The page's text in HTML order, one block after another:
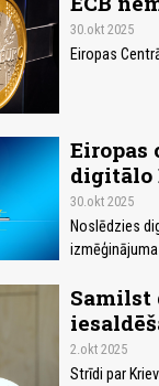
30.okt 2025
Eiropas
Eiropas
digitālo
30.okt 2025
Noslēdzies
Samilst
2.okt 2025
Strīdi par